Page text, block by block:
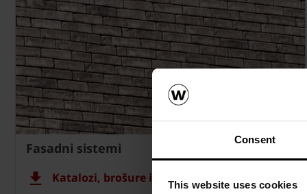
Consent
This website uses cookies
Fasadni sistemi
Katalozi, brošure i tehnička dokumentacija